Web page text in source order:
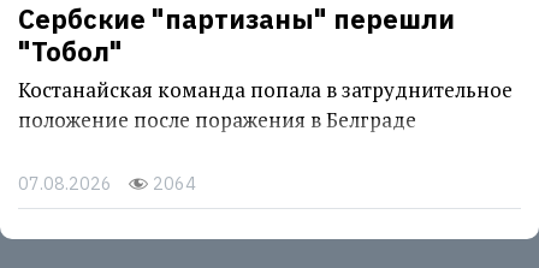
Сербские "партизаны" перешли
"Тобол"
Костанайская команда попала в затруднительное
положение после поражения в Белграде
07.08.2026 2064